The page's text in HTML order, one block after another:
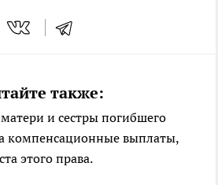
также:
и сестры погибшего
компенсационные выплаты,
этого права.